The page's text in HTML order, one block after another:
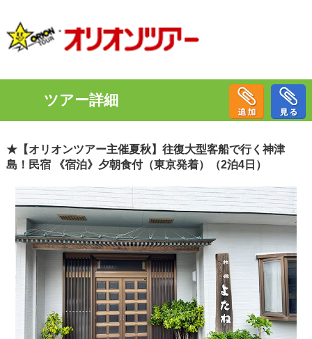
ツアー詳細
★【オリオンツアー主催夏秋】往復大型客船で行く神津
島！民宿 《宿泊》夕朝食付（東京発着）（2泊4日）